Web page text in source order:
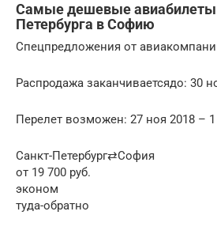
Самые дешевые авиабилеты
Петербурга в Софию
Спецпредложения от
Распродажа заканчиваетсядо: 30
Перелет возможен: 27 ноя 2018 – 1
Санкт-Петербург⇄София
от 19 700 руб.
эконом
туда-обратно